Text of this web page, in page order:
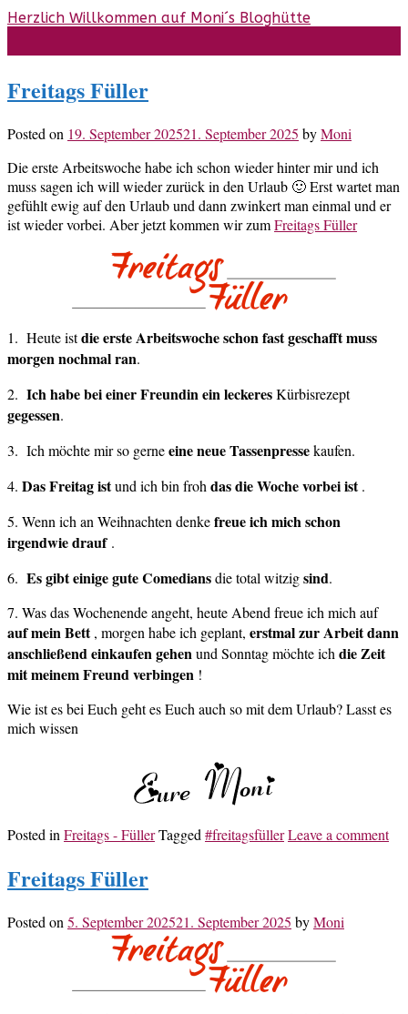
Skip
content
Herzlich Willkommen auf Moni´s Bloghütte
Freitags Füller
Posted on 19. September 202521. September 2025 byMoni
Die erste Arbeitswoche habe ich schon wieder hinter mir und ich
muss sagen ich will wieder zurück in den Urlaub 🙂 Erst wartet man
gefühlt ewig auf den Urlaub und dann zwinkert man einmal und er
ist wieder vorbei. Aber jetzt kommen wir zumFreitags Füller
1. Heute istdie erste Arbeitswoche schon fast geschafft muss
morgen nochmal ran.
2. Ich habe bei einer Freundin ein leckeresKürbisrezept
gegessen.
3. Ich möchte mir so gerneeine neue Tassenpressekaufen.
4. Das Freitag istund ich bin froh das die Woche vorbei ist.
5. Wenn ich an Weihnachten denkefreue ich mich schon
irgendwie drauf.
6. Es gibt einige guteComediansdie total witzigsind.
7. Was das Wochenende angeht, heute Abend freue ich mich auf
auf mein Bett, morgen habe ich geplant, erstmal zur Arbeit dann
anschließend einkaufen gehenund Sonntag möchte ich die Zeit
mit meinem Freund verbingen !
Wie ist es bei Euch geht es Euch auch so mit dem Urlaub? Lasst es
mich wissen
Posted in Freitags - FüllerTagged #freitagsfüllerLeave a comment
Freitags Füller
Posted on 5. September 202521. September 2025 byMoni